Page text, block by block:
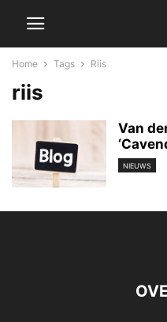
Home Tags Riis
riis
Van
NIEUWS